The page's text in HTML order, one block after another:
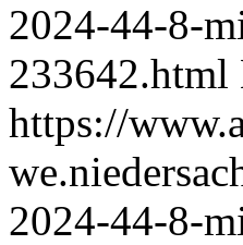
2024-44-8-
233642.html
https://
2024-44-8-